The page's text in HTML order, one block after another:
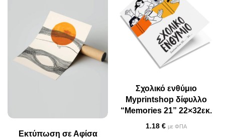
Εκτύπωση σε Αφίσα
Σχολικό ενθύμιο
Myprintshop δίφυλλο
“Memories 21” 22×32εκ.
1.18 € με ΦΠΑ